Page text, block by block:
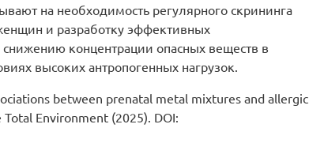
на необходимость регулярного скрининга
и разработку эффективных
концентрации опасных веществ в
высоких антропогенных нагрузок.
between prenatal metal mixtures and allergic
Environment (2025). DOI: